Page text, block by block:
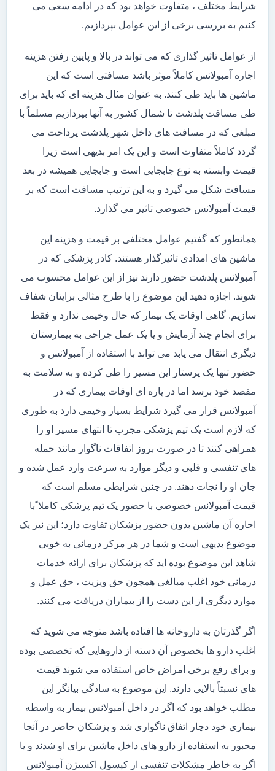
شرایط مختلف ، متفاوت خواهد بود که در ادامه سعی می
کنیم به بررسی برخی از این عوامل بپردازیم.
از عوامل تاثیر گذاری که می تواند در بالا و پایین رفتن هزینه
اجاره آمبولانس کاملاً موثر باشد مسافتی است که این
ماشین ها باید طی کنند. به عنوان مثال هزینه ای که باید برای
طی مسافت پلدشت تا شمال کشور به آنها بپردازیم مسلماً با
مبلغی که در مسافت های داخل شهر پلدشت پرداخت می
گردد کاملاً متفاوت است و این یک امر بدیهی است زیرا
قیمت وابسته به نوع جابجایی است و جابجایی همیشه در بعد
مسافت شکل می گیرد و به این ترتیب مسافت است که بر
قیمت آمبولانس خصوصی تاثیر می گذارد.
همانطور که گفتیم عوامل مختلفی بر قیمت و هزینه این
ماشین های امدادی تاثیرگذار هستند. کادر پزشکی که در
آمبولانس پلدشت حضور دارند نیز از این عوامل محسوب می
شوند. اجازه دهید این موضوع را با طرح مثالی برایتان شفاف
سازیم. گاهی اوقات یک بیمار که حال وخیمی ندارد و فقط
برای انجام چند آزمایش و یا یک عمل جراحی به بیمارستان
دیگری انتقال می یابد می تواند با استفاده از آمبولانس و
حضور تنها یک پرستار این مسیر را طی کرده و به سلامت به
مقصد خود برسد اما در پاره ای اوقات بیماری که در
آمبولانس قرار می گیرد شرایط بسیار وخیمی دارد به طوری
که لازم است یک تیم پزشکی مجرب تا انتهای مسیر او را
همراهی کنند تا در صورت بروز اتفاقات ناگوار مانند حمله
های تنفسی و قلبی و دیگر موارد به سرعت وارد عمل شده و
جان او را نجات دهند. در چنین شرایطی مسلم است که
قیمت آمبولانس خصوصی با حضور یک تیم پزشکی کاملا ًبا
اجاره آن ماشین بدون حضور پزشکان تفاوت دارد؛ این نیز یک
موضوع بدیهی است و شما در هر مرکز درمانی به خوبی
شاهد این موضوع بوده اید که پزشکان برای ارائه خدمات
درمانی خود اغلب مبالغی همچون حق ویزیت ، حق عمل و
موارد دیگری از این دست را از بیماران دریافت می کنند.
اگر گذرتان به داروخانه ها افتاده باشد متوجه می شوید که
اغلب دارو ها بخصوص آن دسته از داروهایی که تخصصی بوده
و برای رفع برخی امراض خاص استفاده می شوند قیمت
های نسبتاً بالایی دارند. این موضوع به سادگی بیانگر این
مطلب خواهد بود که اگر در داخل آمبولانس بیمار به واسطه
بیماری خود دچار اتفاق ناگواری شد و پزشکان حاضر در آنجا
مجبور به استفاده از دارو های داخل ماشین برای او شدند و یا
اگر به خاطر مشکلات تنفسی از کپسول اکسیژن آمبولانس